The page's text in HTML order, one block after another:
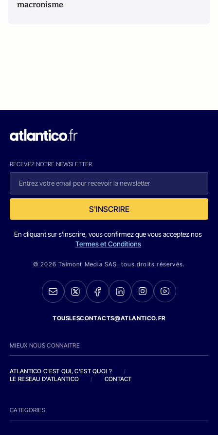
macronisme
RECEVEZ NOTRE NEWSLETTER
S'INSCRIRE
En cliquant sur s'inscrire, vous confirmez que vous acceptez nos
Termes et Conditions
© 2026 Talmont Media SAS. tous droits réservés.
TOUSLESCONTACTS@ATLANTICO.FR
MIEUX NOUS CONNAITRE
ATLANTICO C'EST QUI, C'EST QUOI ?
/
LE RESEAU D'ATLANTICO
/ CONTACT
CATEGORIES